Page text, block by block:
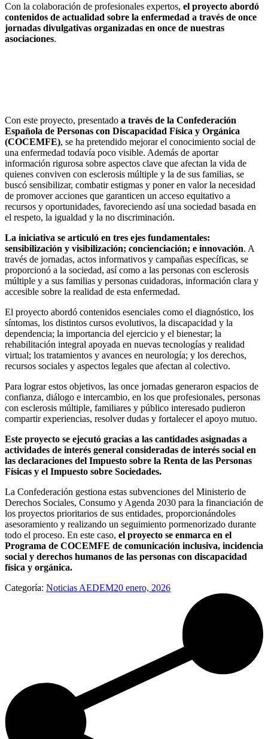
Con la colaboración de profesionales expertos, el proyecto abordó
contenidos de actualidad sobre la enfermedad a través de once
jornadas divulgativas organizadas en once de nuestras
asociaciones.
Con este proyecto, presentado a través de la Confederación
Española de Personas con Discapacidad Física y Orgánica
(COCEMFE), se ha pretendido mejorar el conocimiento social de
una enfermedad todavía poco visible. Además de aportar
información rigurosa sobre aspectos clave que afectan la vida de
quienes conviven con esclerosis múltiple y la de sus familias, se
buscó sensibilizar, combatir estigmas y poner en valor la necesidad
de promover acciones que garanticen un acceso equitativo a
recursos y oportunidades, favoreciendo así una sociedad basada en
el respeto, la igualdad y la no discriminación.
La iniciativa se articuló en tres ejes fundamentales:
sensibilización y visibilización; concienciación; e innovación. A
través de jornadas, actos informativos y campañas específicas, se
proporcionó a la sociedad, así como a las personas con esclerosis
múltiple y a sus familias y personas cuidadoras, información clara y
accesible sobre la realidad de esta enfermedad.
El proyecto abordó contenidos esenciales como el diagnóstico, los
síntomas, los distintos cursos evolutivos, la discapacidad y la
dependencia; la importancia del ejercicio y el bienestar; la
rehabilitación integral apoyada en nuevas tecnologías y realidad
virtual; los tratamientos y avances en neurología; y los derechos,
recursos sociales y aspectos legales que afectan al colectivo.
Para lograr estos objetivos, las once jornadas generaron espacios de
confianza, diálogo e intercambio, en los que profesionales, personas
con esclerosis múltiple, familiares y público interesado pudieron
compartir experiencias, resolver dudas y fortalecer el apoyo mutuo.
Este proyecto se ejecutó gracias a las cantidades asignadas a
actividades de interés general consideradas de interés social en
las declaraciones del Impuesto sobre la Renta de las Personas
Físicas y el Impuesto sobre Sociedades.
La Confederación gestiona estas subvenciones del Ministerio de
Derechos Sociales, Consumo y Agenda 2030 para la financiación de
los proyectos prioritarios de sus entidades, proporcionándoles
asesoramiento y realizando un seguimiento pormenorizado durante
todo el proceso. En este caso, el proyecto se enmarca en el
Programa de COCEMFE de comunicación inclusiva, incidencia
social y derechos humanos de las personas con discapacidad
física y orgánica.
Categoría: Noticias AEDEM20 enero, 2026